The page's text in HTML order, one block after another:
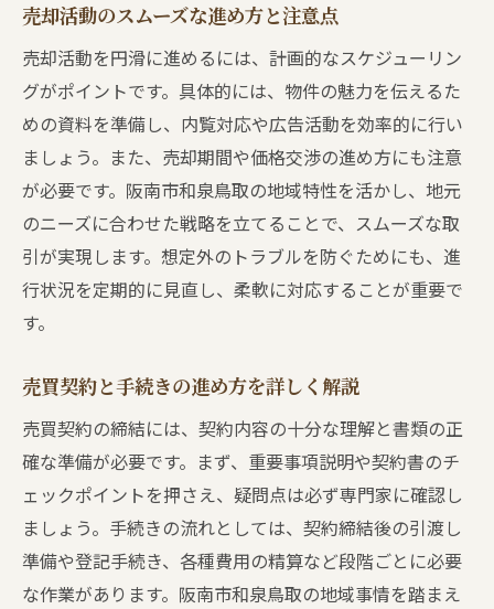
売却活動のスムーズな進め方と注意点
売却活動を円滑に進めるには、計画的なスケジューリン
グがポイントです。具体的には、物件の魅力を伝えるた
めの資料を準備し、内覧対応や広告活動を効率的に行い
ましょう。また、売却期間や価格交渉の進め方にも注意
が必要です。阪南市和泉鳥取の地域特性を活かし、地元
のニーズに合わせた戦略を立てることで、スムーズな取
引が実現します。想定外のトラブルを防ぐためにも、進
行状況を定期的に見直し、柔軟に対応することが重要で
す。
売買契約と手続きの進め方を詳しく解説
売買契約の締結には、契約内容の十分な理解と書類の正
確な準備が必要です。まず、重要事項説明や契約書のチ
ェックポイントを押さえ、疑問点は必ず専門家に確認し
ましょう。手続きの流れとしては、契約締結後の引渡し
準備や登記手続き、各種費用の精算など段階ごとに必要
な作業があります。阪南市和泉鳥取の地域事情を踏まえ